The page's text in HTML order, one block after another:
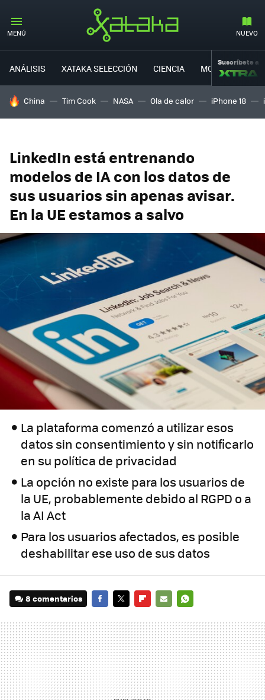
MENÚ NUEVO
ANÁLISIS XATAKA SELECCIÓN CIENCIA MOVILIDAD
Suscríbete a
HOY SE HABLA DE
China Tim Cook NASA Ola de calor iPhone 18
LinkedIn está entrenando
modelos de IA con los datos de
sus usuarios sin apenas avisar.
En la UE estamos a salvo
La plataforma comenzó a utilizar esos
datos sin consentimiento y sin notificarlo
en su política de privacidad
La opción no existe para los usuarios de
la UE, probablemente debido al RGPD o a
la AI Act
Para los usuarios afectados, es posible
deshabilitar ese uso de sus datos
8 comentarios
MAIL